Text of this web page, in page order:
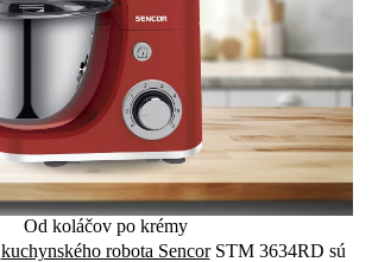
Od koláčov po krémy
kuchynského robota SencorSTM 3634RD sú